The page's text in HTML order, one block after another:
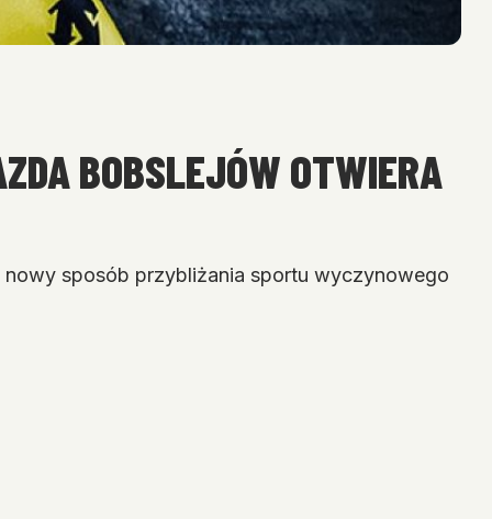
BOBSLEJÓW OTWIERA
sposób przybliżania sportu wyczynowego